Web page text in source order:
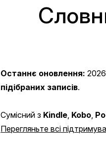
Останнє оновлення:
підібраних записів.
Сумісний з Kindle Kobo
Перегляньте всі